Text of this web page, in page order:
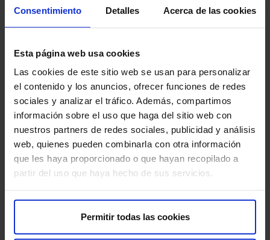
Consentimiento Detalles Acerca de las cookies
Esta página web usa cookies
Las cookies de este sitio web se usan para personalizar
el contenido y los anuncios, ofrecer funciones de redes
sociales y analizar el tráfico. Además, compartimos
información sobre el uso que haga del sitio web con
nuestros partners de redes sociales, publicidad y análisis
web, quienes pueden combinarla con otra información
que les haya proporcionado o que hayan recopilado a
partir del uso que haya hecho de sus servicios.
Permitir todas las cookies
Sobre nosotros
HM Hospitales​
Fundación HM​
Centro Universitario CUHMED​
Instituto HM​
Intranet HM Hospitales​
Rincón del accionista​
Más HM Hospitales
Prensa​
Actualidad